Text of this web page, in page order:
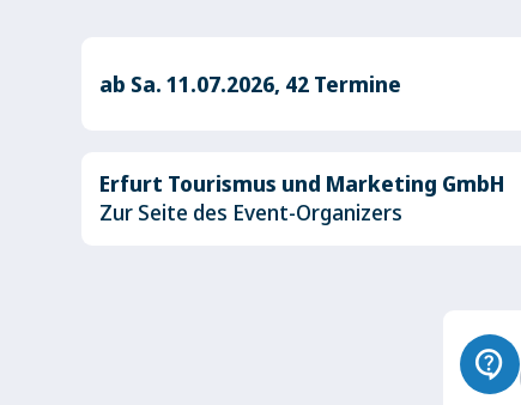
ab Sa. 11.07.2026, 42 Termine
Erfurt Tourismus und Marketing GmbH
Zur Seite des Event-Organizers
contact_support